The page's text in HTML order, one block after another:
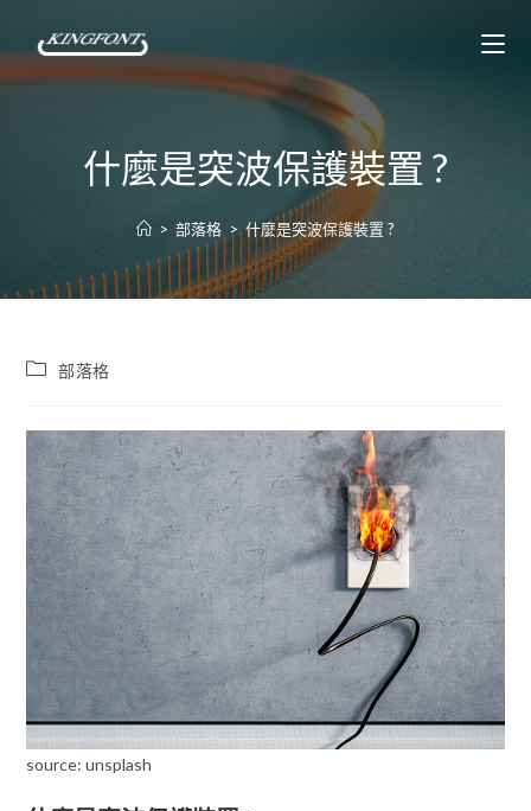
什麼是突波保護裝置 ?
> 部落格 > 什麼是突波保護裝置 ?
部落格
source: unsplash